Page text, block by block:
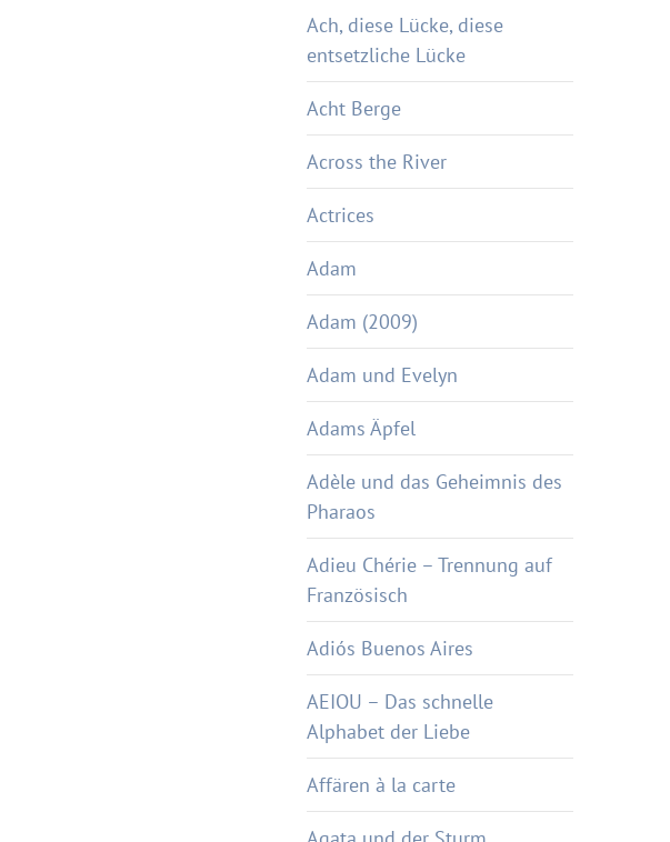
Ach, diese Lücke, diese
entsetzliche Lücke
Acht Berge
Across the River
Actrices
Adam
Adam (2009)
Adam und Evelyn
Adams Äpfel
Adèle und das Geheimnis des
Pharaos
Adieu Chérie – Trennung auf
Französisch
Adiós Buenos Aires
AEIOU – Das schnelle
Alphabet der Liebe
Affären à la carte